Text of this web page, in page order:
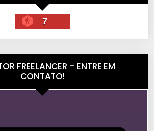
7
FREELANCER – ENTRE EM
CONTATO!